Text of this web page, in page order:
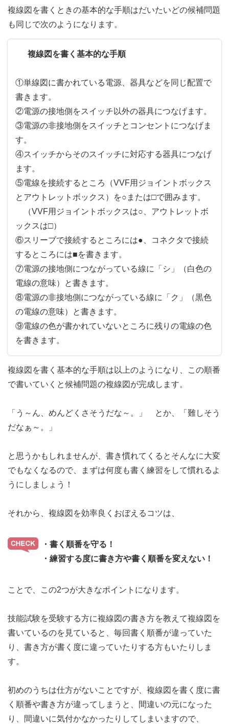
複線図を書くときの基本的な手順はだいたいどの候補問題
も同じで次のようになります。
複線図を書く基本的な手順
①単線図に書かれている電源、器具などを同じ配置で
書きます。
②電源の接地側をスイッチ以外の器具につなげます。
③電源の非接地側をスイッチとコンセントにつなげま
す。
④スイッチからそのスイッチに対応する器具につなげ
ます。
⑤電線を接続するところ（VVF用ジョイントボックス
とアウトレットボックス）を○または□で囲みます。
（VVF用ジョイントボックスは○、アウトレットボ
ックスは□）
⑥スリーブで接続するところには●、コネクタで接続
するところには■を書きます。
⑦電源の接地側につながっている線に「シ」（白色の
電線の意味）と書きます。
⑧電源の非接地側につながっている線に「ク」（黒色
の電線の意味）と書きます。
⑨電線の色が書かれていないところに残りの電線の色
を書きます。
複線図を書く基本的な手順は以上のようになり、この順番
で書いていくと候補問題の複線図が完成します。
「う～ん、めんどくさそうだな～。」 とか、「難しそう
だなぁ～。」
と思うかもしれませんが、書き慣れてくるとそんなに大変
でもなくなるので、まずは何度も書く練習をして慣れるよ
うにしましょう！
それから、複線図を効率良くおぼえるコツは、
・書く順番を守る！
・練習する度に書き方や書く順番を変えない！
ことで、この2つが大きなポイントになります。
技能試験を受験する方に複線図の書き方を教えて複線図を
書いているのを見ていると、毎回書く順番が違っていた
り、書き方が書く度に違っていたりする方もいたりしま
す。
初めのうちは仕方がないことですが、複線図を書く度に書
く順番や書き方が違ってしまうと、間違いの元になった
り、間違いに気付かなかったりしてしまいますので、